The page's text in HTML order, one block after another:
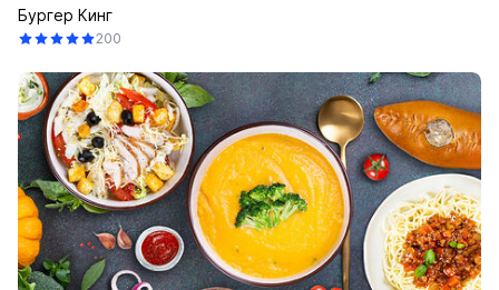
Бургер Кинг
200